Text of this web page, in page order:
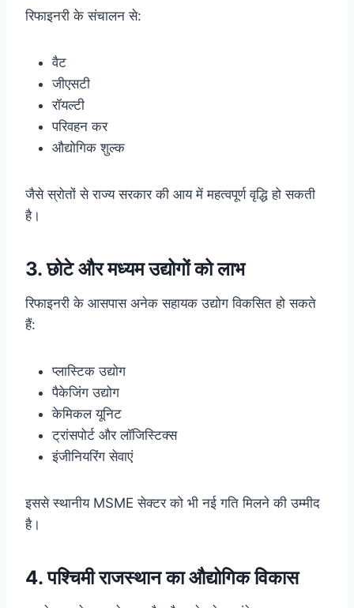
रिफाइनरी के संचालन से:
वैट
जीएसटी
रॉयल्टी
परिवहन कर
औद्योगिक शुल्क
जैसे स्रोतों से राज्य सरकार की आय में महत्वपूर्ण वृद्धि हो सकती
है।
3. छोटे और मध्यम उद्योगों को लाभ
रिफाइनरी के आसपास अनेक सहायक उद्योग विकसित हो सकते
हैं:
प्लास्टिक उद्योग
पैकेजिंग उद्योग
केमिकल यूनिट
ट्रांसपोर्ट और लॉजिस्टिक्स
इंजीनियरिंग सेवाएं
इससे स्थानीय MSME सेक्टर को भी नई गति मिलने की उम्मीद
है।
4. पश्चिमी राजस्थान का औद्योगिक विकास